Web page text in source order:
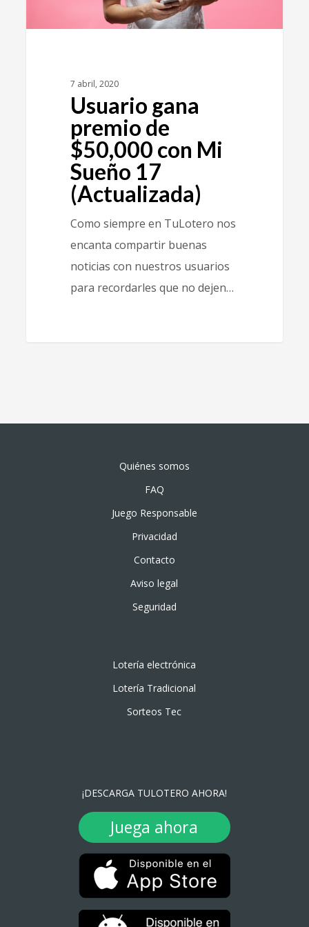
7 abril, 2020
Usuario gana
premio de
$50,000 con Mi
Sueño 17
(Actualizada)
Como siempre en TuLotero nos
encanta compartir buenas
noticias con nuestros usuarios
para recordarles que no dejen…
Quiénes somos
FAQ
Juego Responsable
Privacidad
Contacto
Aviso legal
Seguridad
Lotería electrónica
Lotería Tradicional
Sorteos Tec
¡DESCARGA TULOTERO AHORA!
Juega ahora